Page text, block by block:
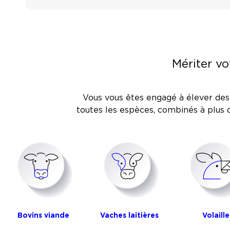
Mériter
Vous vous êtes engagé à élever
toutes les espèces, combinés à
Bovins viande Vaches laitières Volaille